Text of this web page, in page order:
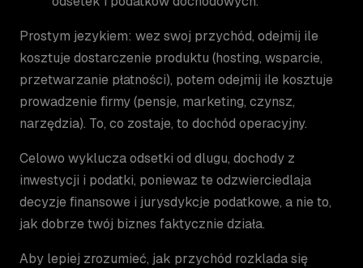
Prostym jezykiem: wez swoj przychód, odejmij ile
kosztuje dostarczenie produktu (hosting, wsparcie,
przetwarzanie płatności), potem odejmij ile kosztuje
prowadzenie firmy (pensje, marketing, czynsz,
narzędzia). To, co zostaje, to dochód operacyjny.
Celowo wyklucza odsetki od dlugu, dochody z
inwestycji i podatki, poniewaz te odzwierciedlaja
decyzje finansowe i jurysdykcje podatkowe, a nie to,
jak dobrze twój biznes faktycznie działa.
Aby lepiej zrozumieć, jak przychód rozklada się